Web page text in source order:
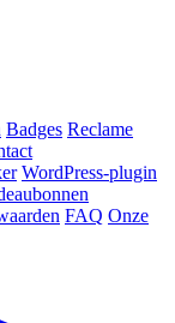
Badges Reclame
WordPress-plugin
FAQ Onze